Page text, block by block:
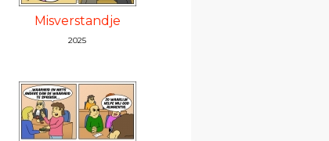
Misverstandje
2025